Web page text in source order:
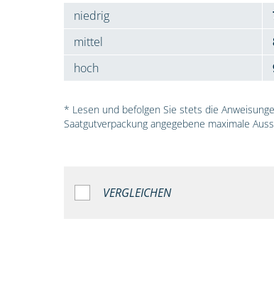
niedrig
mittel
hoch
* Lesen und befolgen Sie stets die
Saatgutverpackung angegebene maximale
VERGLEICHEN